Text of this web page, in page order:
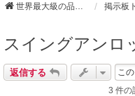
世界最大級の品ぞろえ ヨーヨーストア「リワインド」 掲示板
スイングアンロ
返信する
3 件の